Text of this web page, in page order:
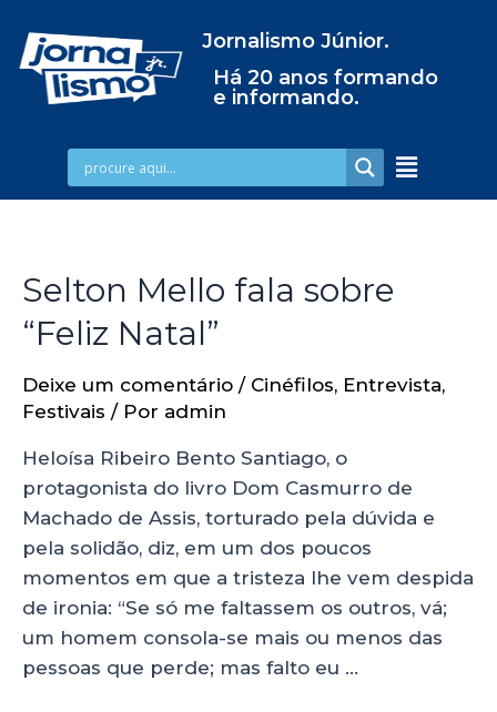
Jornalismo Júnior.
Há 20 anos formando
e informando.
Selton Mello fala sobre
“Feliz Natal”
Deixe um comentário / Cinéfilos, Entrevista,
Festivais / Por admin
Heloísa Ribeiro Bento Santiago, o
protagonista do livro Dom Casmurro de
Machado de Assis, torturado pela dúvida e
pela solidão, diz, em um dos poucos
momentos em que a tristeza lhe vem despida
de ironia: “Se só me faltassem os outros, vá;
um homem consola-se mais ou menos das
pessoas que perde; mas falto eu …